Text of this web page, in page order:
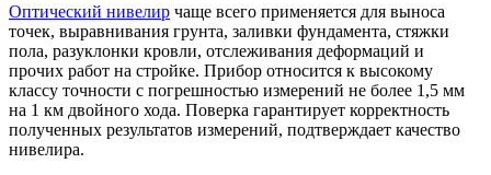
Оптический нивелир чаще всего применяется для выноса
точек, выравнивания грунта, заливки фундамента, стяжки
пола, разуклонки кровли, отслеживания деформаций и
прочих работ на стройке. Прибор относится к высокому
классу точности с погрешностью измерений не более 1,5 мм
на 1 км двойного хода. Поверка гарантирует корректность
полученных результатов измерений, подтверждает качество
нивелира.